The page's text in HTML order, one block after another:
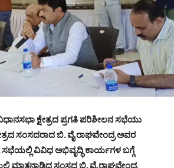
ಕ್ಷೇತ್ರದ ಪ್ರಗತಿ ಪರಿಶೀಲನ ಸಭೆಯು
ಸಂಸದರಾದ ಬಿ. ವೈ ರಾಘವೇಂದ್ರ ಅವರ
ವಿವಿಧ ಅಭಿವೃದ್ಧಿ ಕಾರ್ಯಗಳ ಬಗ್ಗೆ
ಮಾತನಾಡಿದ ಸಂಸದ ಬಿ. ವೈ ರಾಘವೇಂದ್ರ